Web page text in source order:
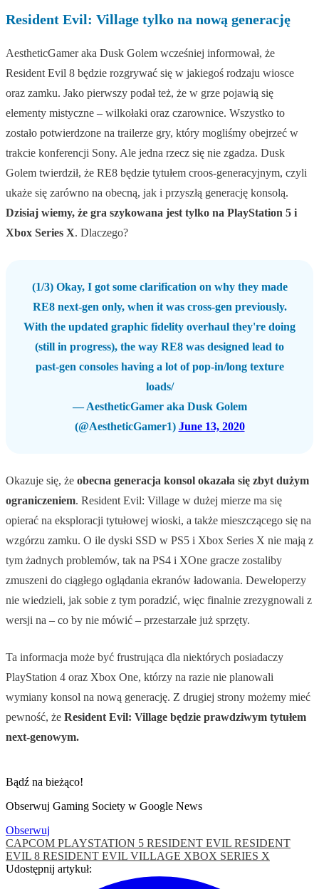
Resident Evil: Village tylko na nową generację
AestheticGamer aka Dusk Golem wcześniej informował, że
Resident Evil 8 będzie rozgrywać się w jakiegoś rodzaju wiosce
oraz zamku. Jako pierwszy podał też, że w grze pojawią się
elementy mistyczne – wilkołaki oraz czarownice. Wszystko to
zostało potwierdzone na trailerze gry, który mogliśmy obejrzeć w
trakcie konferencji Sony. Ale jedna rzecz się nie zgadza. Dusk
Golem twierdził, że RE8 będzie tytułem croos-generacyjnym, czyli
ukaże się zarówno na obecną, jak i przyszłą generację konsolą.
Dzisiaj wiemy, że gra szykowana jest tylko na PlayStation 5 i
Xbox Series X. Dlaczego?
(1/3) Okay, I got some clarification on why they made
RE8 next-gen only, when it was cross-gen previously.
With the updated graphic fidelity overhaul they're doing
(still in progress), the way RE8 was designed lead to
past-gen consoles having a lot of pop-in/long texture
loads/
— AestheticGamer aka Dusk Golem
(@AestheticGamer1) June 13, 2020
Okazuje się, że obecna generacja konsol okazała się zbyt dużym
ograniczeniem. Resident Evil: Village w dużej mierze ma się
opierać na eksploracji tytułowej wioski, a także mieszczącego się na
wzgórzu zamku. O ile dyski SSD w PS5 i Xbox Series X nie mają z
tym żadnych problemów, tak na PS4 i XOne gracze zostaliby
zmuszeni do ciągłego oglądania ekranów ładowania. Deweloperzy
nie wiedzieli, jak sobie z tym poradzić, więc finalnie zrezygnowali z
wersji na – co by nie mówić – przestarzałe już sprzęty.
Ta informacja może być frustrująca dla niektórych posiadaczy
PlayStation 4 oraz Xbox One, którzy na razie nie planowali
wymiany konsol na nową generację. Z drugiej strony możemy mieć
pewność, że Resident Evil: Village będzie prawdziwym tytułem
next-genowym.
Bądź na bieżąco!
Obserwuj Gaming Society w Google News
Obserwuj
CAPCOM PLAYSTATION 5 RESIDENT EVIL RESIDENT
EVIL 8 RESIDENT EVIL VILLAGE XBOX SERIES X
Udostępnij artykuł: